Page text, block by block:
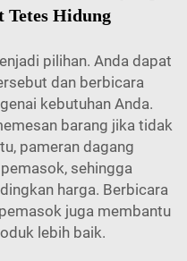
Tetes Hidung
pilihan. Anda dapat
dan berbicara
kebutuhan Anda.
barang jika tidak
pameran dagang
sehingga
harga. Berbicara
juga membantu
lebih baik.